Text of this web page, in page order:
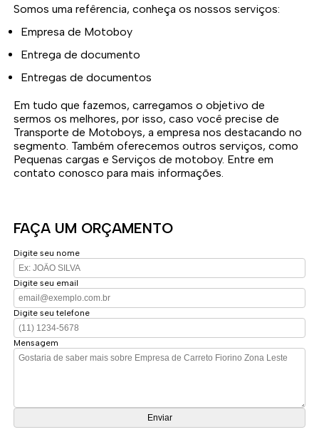
Somos uma refêrencia, conheça os nossos serviços:
Empresa de Motoboy
Entrega de documento
Entregas de documentos
Em tudo que fazemos, carregamos o objetivo de
sermos os melhores, por isso, caso você precise de
Transporte de Motoboys, a empresa nos destacando no
segmento. Também oferecemos outros serviços, como
Pequenas cargas e Serviços de motoboy. Entre em
contato conosco para mais informações.
FAÇA UM ORÇAMENTO
Digite seu nome
Digite seu email
Digite seu telefone
Mensagem